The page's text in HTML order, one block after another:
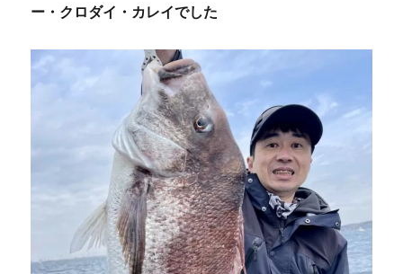
ー・クロダイ・カレイでした